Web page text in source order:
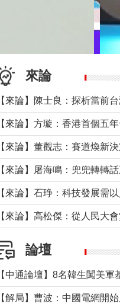
來論
【來論】董觀志：賽道煥新
論壇